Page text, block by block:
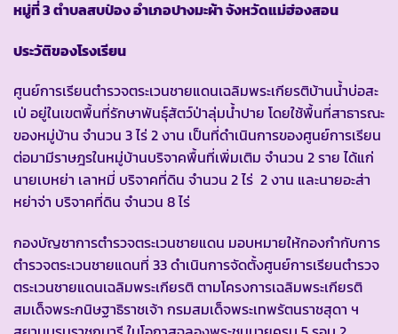
หมู่ที่ 3 ตำบลสบป่อง อำเภอปางมะผ้า จังหวัดแม่ฮ่องสอน
ประวัติของโรงเรียน
ศูนย์การเรียนตำรวจตระเวนชายแดนเฉลิมพระเกียรติบ้านน้ำบ่อสะ
เป่ อยู่ในเขตพื้นที่รักษาพันธุ์สัตว์ป่าลุ่มน้ำปาย โดยใช้พื้นที่สาธารณะ
ของหมู่บ้าน จำนวน 3 ไร่ 2 งาน เป็นที่ดำเนินการของศูนย์การเรียน
ต่อมามีราษฎรในหมู่บ้านบริจาคพื้นที่เพิ่มเติม จำนวน 2 ราย ได้แก่
นายเบหย่า เลาหมี่ บริจาคที่ดิน จำนวน 2 ไร่ 2 งาน และนายอะส่า
หย่าจ่า บริจาคที่ดิน จำนวน 8 ไร่
กองบัญชาการตำรวจตระเวนชายแดน มอบหมายให้กองกำกับการ
ตำรวจตระเวนชายแดนที่ 33 ดำเนินการจัดตั้งศูนย์การเรียนตำรวจ
ตระเวนชายแดนเฉลิมพระเกียรติ ตามโครงการเฉลิมพระเกียรติ
สมเด็จพระกนิษฐาธิราชเจ้า กรมสมเด็จพระเทพรัตนราชสุดา ฯ